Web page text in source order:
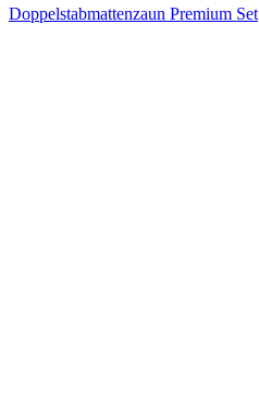
Doppelstabmattenzaun Premium Set